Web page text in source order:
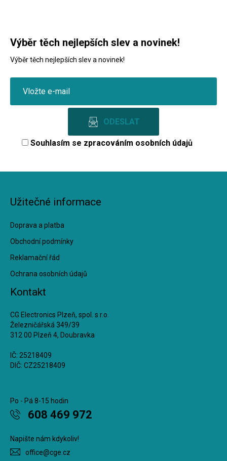
Výběr těch nejlepších slev a novinek!
Výběr těch nejlepších slev a novinek!
Souhlasím se zpracováním osobních údajů
Užitečné informace
Doprava a platba
Obchodní podmínky
Reklamační řád
Ochrana osobních údajů
Kontakt
CG Electronics Plzeň, spol. s r.o.
Železničářská 349/39
312 00 Plzeň 4, Doubravka
IČ: 25218409
DIČ: CZ25218409
Po - Pá 8-15 hodin
608 469 972
Napište nám kdykoliv!
office@cge.cz